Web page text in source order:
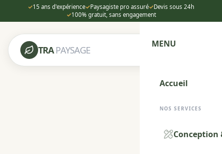
✓15 ans d'expérience✓Paysagiste pro assuré✓Devis sous 24h
✓100% gratuit, sans engagement
TRAPAYSAGE
MENU
Accueil
NOS SERVICES
Conception